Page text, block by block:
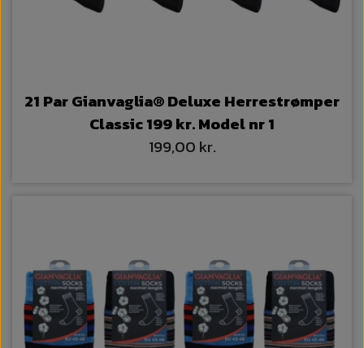
21 Par Gianvaglia® Deluxe Herrestrømper
Classic 199 kr. Model nr 1
199,00 kr.